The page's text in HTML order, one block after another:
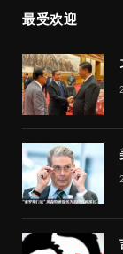
最受欢迎